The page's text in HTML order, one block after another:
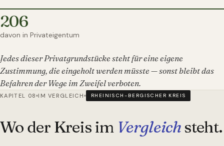
206
davon in Privateigentum
Jedes dieser Privatgrundstücke steht für eine eigene
Zustimmung, die eingeholt werden müsste — sonst bleibt das
Befahren der Wege im Zweifel verboten.
KAPITEL 08 IM VERGLEICH RHEINISCH-BERGISCHER KREIS
Wo der Kreis im Vergleichsteht.